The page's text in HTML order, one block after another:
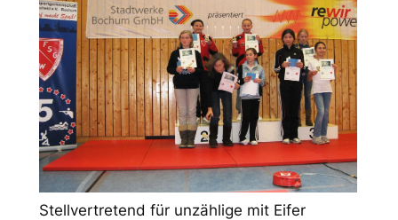
Stellvertretend für unzählige mit Eifer